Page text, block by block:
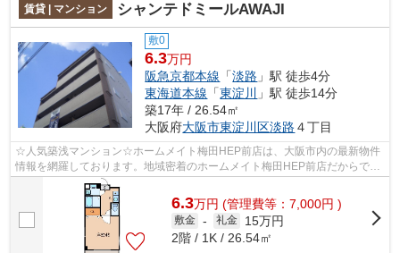
賃貸 | マンション シャンテドミールAWAJI
敷0
6.3万円
阪急京都本線 「淡路 」駅 徒歩4分
東海道本線 「東淀川
」駅 徒歩14分
築17年 / 26.54㎡
大阪府大阪市東淀川区淡路 ４丁目
☆人気築浅マンション☆ホームメイト梅田HEP前店は、大阪市内の最新物件
情報を網羅しております。地域密着のホームメイト梅田HEP前店だからでき
るお部屋探し品質であなたの理想のお部屋...
6.3万円 (管理費等：7,000円 )
敷金 - 礼金
15万円
2階 / 1K / 26.54㎡